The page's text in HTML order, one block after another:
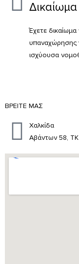
Έχετε
υπαναχώρησης
ισχύουσα
ΒΡΕΙΤΕ ΜΑΣ
Χαλκίδα
Αβάντων 58,